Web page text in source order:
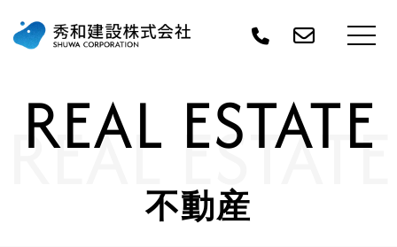
REAL ESTATE
REAL ESTATE
不動産